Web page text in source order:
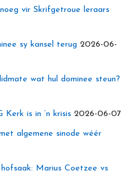
vir Skrifgetroue leraars
sy kansel terug 2026-06-
wat hul dominee steun?
is in ’n krisis 2026-06-07
algemene sinode wéér
Marius Coetzee vs